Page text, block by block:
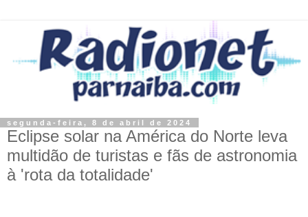
segunda-feira, 8 de abril de 2024
Eclipse solar na América do Norte leva
multidão de turistas e fãs de astronomia
à 'rota da totalidade'